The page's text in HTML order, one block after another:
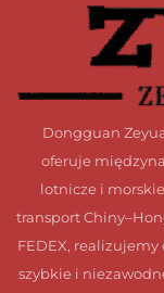
Dongguan
oferuje
lotnicze i
transport
FEDEX,
szybkie i